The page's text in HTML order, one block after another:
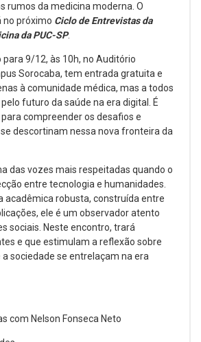
rumos da medicina moderna. O
no próximo Ciclo de Entrevistas da
da PUC-SP.
9/12, às 10h, no Auditório
Sorocaba, tem entrada gratuita e
à comunidade médica, mas a todos
futuro da saúde na era digital. É
compreender os desafios e
descortinam nessa nova fronteira da
das vozes mais respeitadas quando o
entre tecnologia e humanidades.
acadêmica robusta, construída entre
ele é um observador atento
sociais. Neste encontro, trará
e que estimulam a reflexão sobre
sociedade se entrelaçam na era
com Nelson Fonseca Neto